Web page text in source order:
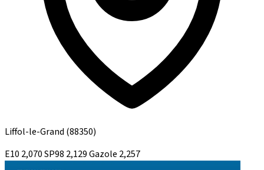
Liffol-le-Grand (88350)
E10 2,070SP98 2,129Gazole 2,257